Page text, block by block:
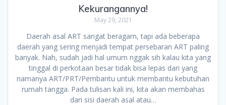
Kekurangannya!
May 29, 2021
Daerah asal ART sangat beragam, tapi ada beberapa
daerah yang sering menjadi tempat persebaran ART paling
banyak. Nah, sudah jadi hal umum nggak sih kalau kita yang
tinggal di perkotaan besar tidak bisa lepas dari yang
namanya ART/PRT/Pembantu untuk membantu kebutuhan
rumah tangga. Pada tulisan kali ini, kita akan membahas
dari sisi daerah asal atau…